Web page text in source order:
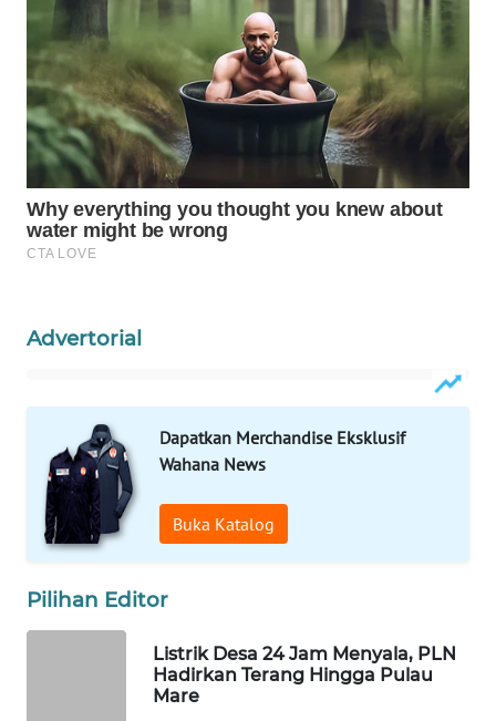
Advertorial
Dapatkan Merchandise Eksklusif
Wahana News
Buka Katalog
Pilihan Editor
Listrik Desa 24 Jam Menyala, PLN
Hadirkan Terang Hingga Pulau
Mare
WAHANA
PERSONA
WAHANA
OTOMOTIF
WAHANA
HEALTH
Wahana
Network
KONSUMEN
LISTRIK